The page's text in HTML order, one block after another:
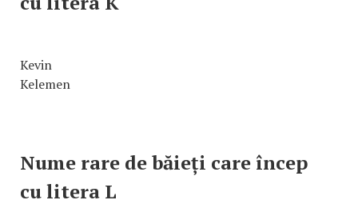
Kevin
Kelemen
Nume rare de băieți care încep
cu litera L